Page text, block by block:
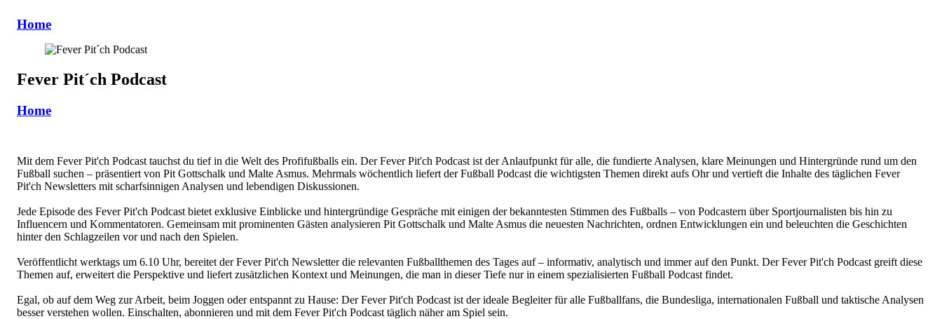
Home
Fever Pit´ch Podcast
Home
Mit dem Fever Pit'ch Podcast tauchst du tief in die Welt des Profifußballs ein. Der Fever Pit'ch Podcast ist der Anlaufpunkt für alle, die fundierte Analysen, klare Meinungen und Hintergründe rund um den
Fußball suchen – präsentiert von Pit Gottschalk und Malte Asmus. Mehrmals wöchentlich liefert der Fußball Podcast die wichtigsten Themen direkt aufs Ohr und vertieft die Inhalte des täglichen Fever
Pit'ch Newsletters mit scharfsinnigen Analysen und lebendigen Diskussionen.
Jede Episode des Fever Pit'ch Podcast bietet exklusive Einblicke und hintergründige Gespräche mit einigen der bekanntesten Stimmen des Fußballs – von Podcastern über Sportjournalisten bis hin zu
Influencern und Kommentatoren. Gemeinsam mit prominenten Gästen analysieren Pit Gottschalk und Malte Asmus die neuesten Nachrichten, ordnen Entwicklungen ein und beleuchten die Geschichten
hinter den Schlagzeilen vor und nach den Spielen.
Veröffentlicht werktags um 6.10 Uhr, bereitet der Fever Pit'ch Newsletter die relevanten Fußballthemen des Tages auf – informativ, analytisch und immer auf den Punkt. Der Fever Pit'ch Podcast greift diese
Themen auf, erweitert die Perspektive und liefert zusätzlichen Kontext und Meinungen, die man in dieser Tiefe nur in einem spezialisierten Fußball Podcast findet.
Egal, ob auf dem Weg zur Arbeit, beim Joggen oder entspannt zu Hause: Der Fever Pit'ch Podcast ist der ideale Begleiter für alle Fußballfans, die Bundesliga, internationalen Fußball und taktische Analysen
besser verstehen wollen. Einschalten, abonnieren und mit dem Fever Pit'ch Podcast täglich näher am Spiel sein.